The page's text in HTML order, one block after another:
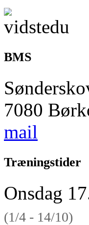
BMS
7080
mail
Træningstider
Onsdag
(1/4 - 14/10)